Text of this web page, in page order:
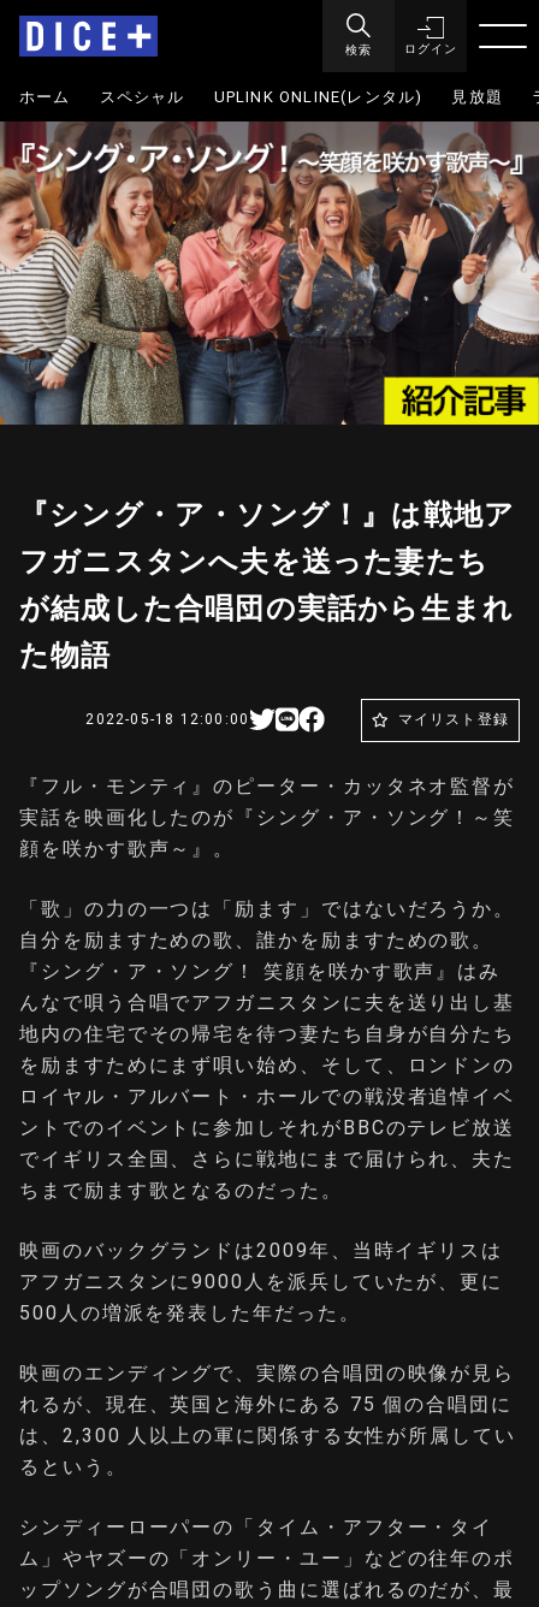
検索 ログイン
ホーム スペシャル UPLINK ONLINE(レンタル) 見放題
『シング・ア・ソング！』は戦地ア
フガニスタンへ夫を送った妻たち
が結成した合唱団の実話から生まれ
た物語
2022-05-18 12:00:00 マイリスト登録
『フル・モンティ』のピーター・カッタネオ監督が
実話を映画化したのが『シング・ア・ソング！～笑
顔を咲かす歌声～』。
「歌」の力の一つは「励ます」ではないだろうか。
自分を励ますための歌、誰かを励ますための歌。
『シング・ア・ソング！ 笑顔を咲かす歌声』はみ
んなで唄う合唱でアフガニスタンに夫を送り出し基
地内の住宅でその帰宅を待つ妻たち自身が自分たち
を励ますためにまず唄い始め、そして、ロンドンの
ロイヤル・アルバート・ホールでの戦没者追悼イベ
ントでのイベントに参加しそれがBBCのテレビ放送
でイギリス全国、さらに戦地にまで届けられ、夫た
ちまで励ます歌となるのだった。
映画のバックグランドは2009年、当時イギリスは
アフガニスタンに9000人を派兵していたが、更に
500人の増派を発表した年だった。
映画のエンディングで、実際の合唱団の映像が見ら
れるが、現在、英国と海外にある 75 個の合唱団に
は、2,300 人以上の軍に関係する女性が所属してい
るという。
シンディーローパーの「タイム・アフター・タイ
ム」やヤズーの「オンリー・ユー」などの往年のポ
ップソングが合唱団の歌う曲に選ばれるのだが、最